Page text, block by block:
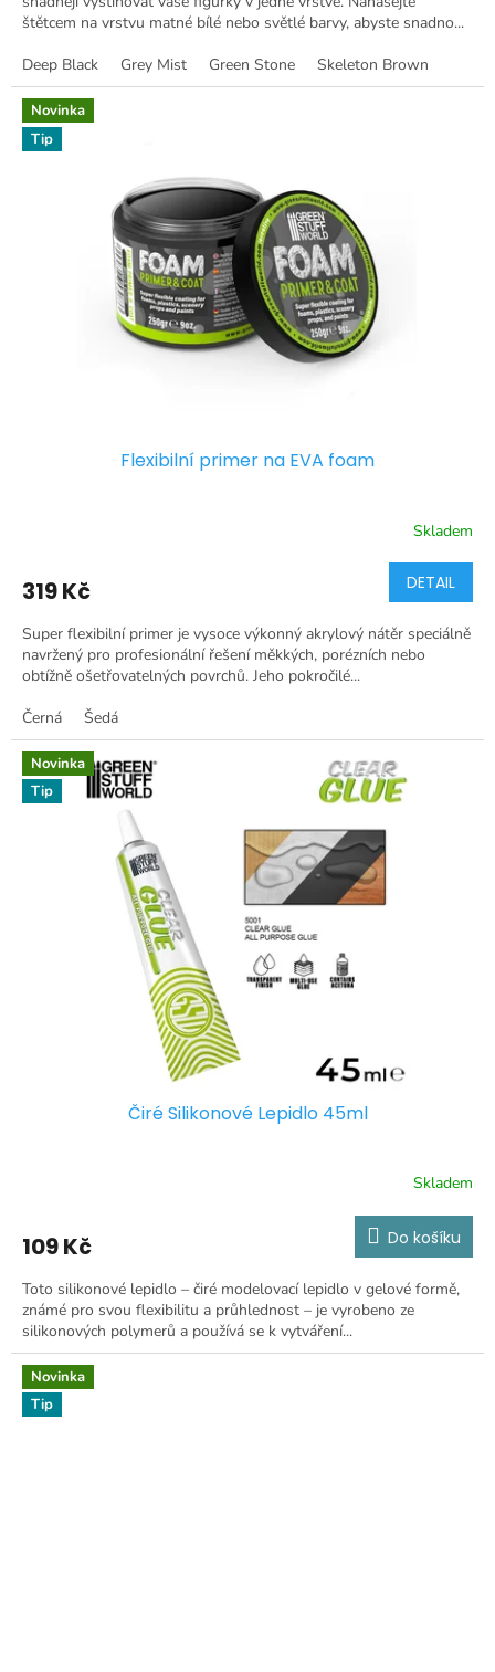
štětcem na vrstvu matné bílé nebo světlé barvy, abyste snadno...
Deep Black
Grey Mist Green Stone Skeleton Brown
Novinka
Tip
Flexibilní primer na EVA foam
Skladem
319 Kč DETAIL
Super flexibilní primer je vysoce výkonný akrylový nátěr speciálně
navržený pro profesionální řešení měkkých, porézních nebo
obtížně ošetřovatelných povrchů. Jeho pokročilé...
Černá
Šedá
Novinka
Tip
Čiré Silikonové Lepidlo 45ml
Skladem
109 Kč Do košíku
Toto silikonové lepidlo – čiré modelovací lepidlo v gelové formě,
známé pro svou flexibilitu a průhlednost – je vyrobeno ze
silikonových polymerů a používá se k vytváření...
Novinka
Tip